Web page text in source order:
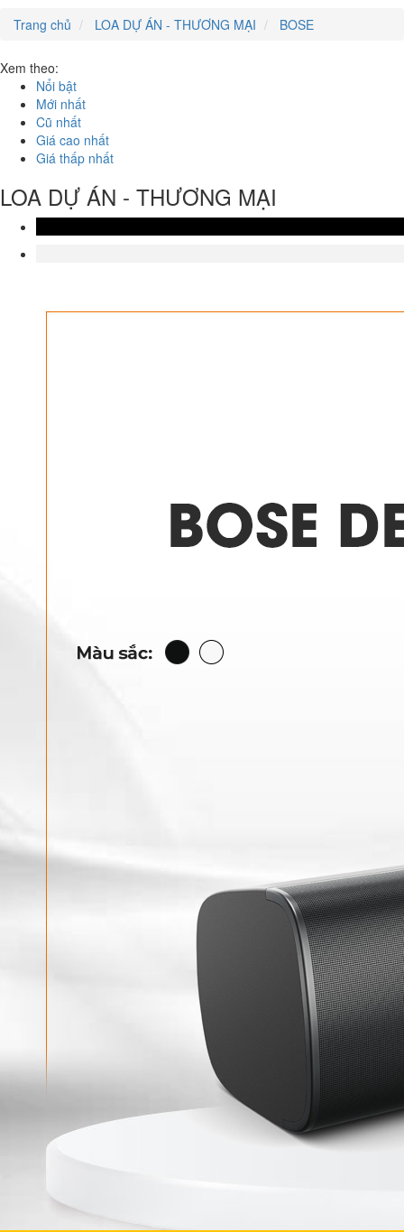
Trang chủ
LOA DỰ ÁN - THƯƠNG MẠI BOSE
Xem theo:
Nổi bật
Mới nhất
Cũ nhất
Giá cao nhất
Giá thấp nhất
LOA DỰ ÁN - THƯƠNG MẠI